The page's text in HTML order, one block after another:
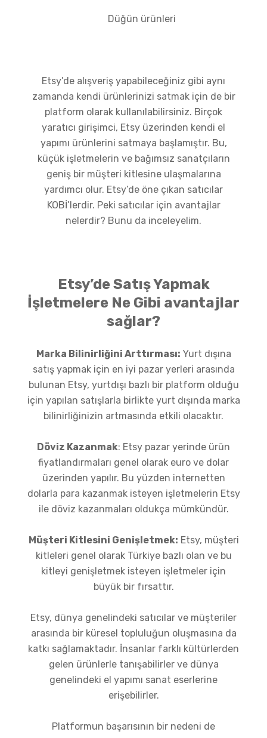
Düğün ürünleri
Etsy’de alışveriş yapabileceğiniz gibi aynı
zamanda kendi ürünlerinizi satmak için de bir
platform olarak kullanılabilirsiniz. Birçok
yaratıcı girişimci, Etsy üzerinden kendi el
yapımı ürünlerini satmaya başlamıştır. Bu,
küçük işletmelerin ve bağımsız sanatçıların
geniş bir müşteri kitlesine ulaşmalarına
yardımcı olur. Etsy’de öne çıkan satıcılar
KOBİ’lerdir. Peki satıcılar için avantajlar
nelerdir? Bunu da inceleyelim.
Etsy’de Satış Yapmak
İşletmelere Ne Gibi avantajlar
sağlar?
Marka Bilinirliğini Arttırması: Yurt dışına
satış yapmak için en iyi pazar yerleri arasında
bulunan Etsy, yurtdışı bazlı bir platform olduğu
için yapılan satışlarla birlikte yurt dışında marka
bilinirliğinizin artmasında etkili olacaktır.
Döviz Kazanmak: Etsy pazar yerinde ürün
fiyatlandırmaları genel olarak euro ve dolar
üzerinden yapılır. Bu yüzden internetten
dolarla para kazanmak isteyen işletmelerin Etsy
ile döviz kazanmaları oldukça mümkündür.
Müşteri Kitlesini Genişletmek: Etsy, müşteri
kitleleri genel olarak Türkiye bazlı olan ve bu
kitleyi genişletmek isteyen işletmeler için
büyük bir fırsattır.
Etsy, dünya genelindeki satıcılar ve müşteriler
arasında bir küresel topluluğun oluşmasına da
katkı sağlamaktadır. İnsanlar farklı kültürlerden
gelen ürünlerle tanışabilirler ve dünya
genelindeki el yapımı sanat eserlerine
erişebilirler.
Platformun başarısının bir nedeni de